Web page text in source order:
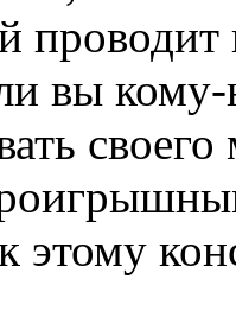
проводит
вы
этому